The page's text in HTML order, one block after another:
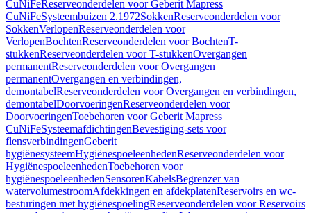
CuNiFeReserveonderdelen voor Geberit Mapress
CuNiFeSysteembuizen 2.1972SokkenReserveonderdelen voor
SokkenVerlopenReserveonderdelen voor
VerlopenBochtenReserveonderdelen voor BochtenT-
stukkenReserveonderdelen voor T-stukkenOvergangen
permanentReserveonderdelen voor Overgangen
permanentOvergangen en verbindingen,
demontabelReserveonderdelen voor Overgangen en verbindingen,
demontabelDoorvoeringenReserveonderdelen voor
DoorvoeringenToebehoren voor Geberit Mapress
CuNiFeSysteemafdichtingenBevestiging-sets voor
flensverbindingenGeberit
hygiënesysteemHygiënespoeleenhedenReserveonderdelen voor
HygiënespoeleenhedenToebehoren voor
hygiënespoeleenhedenSensorenKabelsBegrenzer van
watervolumestroomAfdekkingen en afdekplatenReservoirs en wc-
besturingen met hygiënespoelingReserveonderdelen voor Reservoirs